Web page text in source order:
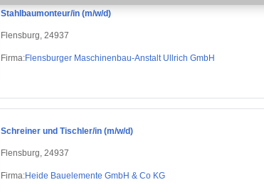
Stahlbaumonteur/in (m/w/d)
Flensburg, 24937
Firma:Flensburger Maschinenbau-Anstalt Ullrich GmbH
Schreiner und Tischler/in (m/w/d)
Flensburg, 24937
Firma:Heide Bauelemente GmbH & Co KG